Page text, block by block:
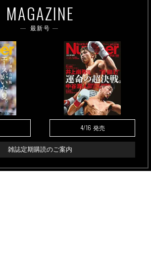
MAGAZINE
最新号
4/16 発売
雑誌定期購読のご案内